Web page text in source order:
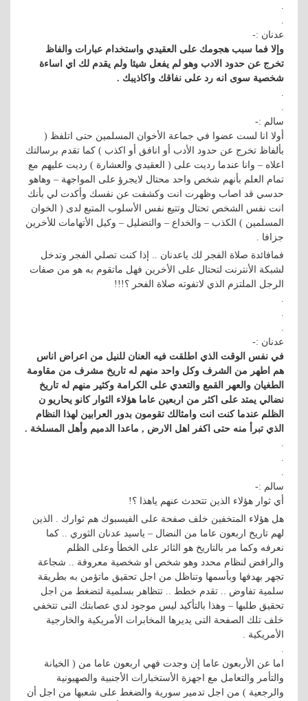
.
.
عدنان :-
وإلا فما سبب هجومك على العقيدي واستخدام عبارات والفاظ
تخرج عن حدود الادب وهو لم يفعل شيئا ولم يقدم لك اي اساءة
شخصية سوى انه رد على نفاقك واكاذيبك .
.
.
سالم :-
أولا انا لست عضوا في جماعة الأخوان المسلمين حتى اتلفظ (
بألفاظ تخرج عن حدود الأدب أو انافق أو اكذب ) كما تقدم برسالتك
اعلاه – وانا عندما رديت على ( العقيدي والعشارة ) رديت عليهم مع
تمام العلم بأنهم شخص واحد محتال لايجرؤ على المواجهة – وهاهو
حدسي قد اصاب وظهرت انت وكشفت عن نفسك وأكدت لي بأنك
انت نفس الشخص تحتال وتتيع نفس الأسلوب المتبع لدى ( الخوان
المسلمين ) الكذب – والخداع – والتضليل – وكيل الأتهامات للأخرين
جزافا .
فمافائدة صلاة الفجر لك ياعدنان .. إذا كنت تصلي الفجر وتدخل
لشبكة الأنترنت لتحتال على الأخرين فهل ماتقوم به هو من صفات
الرجل الملتزم الذي لاتفوته صلاة الفحر ؟!!!
.
.
.
عدنان :-
في نفس الوقت الذي اطلقت فيه العنان للنيل من اعراض اناس
هم اطهر من الشرف وكل واحد منهم له تاريخ مشرف من مقاومة
الطغيان والعهر القمع والتعدي على الكرامة وكثير منهم له تاريخ
نضالي يمتد على اكثر من اربعين عاما هؤلاء الثوار كانو يحاريو ن
الظلم عندما كنت انت وامثالك تقومون بدور العرابين لهذا النظام
الذي تبرأ منه حتى اكفر اهل الارض , ماعدا الدميم وأهل المسلخة .
.
.
.
سالم :-
أي ثوار هؤلاء الذين تتحدث عنهم ياهذا ؟!
هل هؤلاء المتخفين خلف صفحة على الفيسبوك هم ثوارك . الذين
لهم تاريخ اربعون عاما من النضال – ياسيد عدنان الثوري .. كما
نعرفه وكما مر بالتاريخ هو الثائر على الخطأ وعلى الظلم
والرافض لنظام محدد وهو شخص او شخصية معروفة .. شجاعة
تجهر بهدفها وبأسمها وتناظل من اجل تحقيق ماتؤمن به بطريقة
سلمية تفاوض .. تقدم خطط .. تتظاهر بسلمية لتضغط من اجل
تحقيق طلبها – وهذا بالتأكيد ليس موجود لدي عصابتك التى تتخفي
خلف تلك الصفحة التى يديرها المخابرات الأمريكية والخارجية
الأمريكية .
.
اما عن الأربعون عاما إن وجدت فهي اربعون عاما من ( الخيانة
والتأمر والتعامل مع اجهزة الأستخبارات الأجنبية والصهيونية
والرجعية ) من اجل تدمير سورية والضغط على شعبها من اجل أن